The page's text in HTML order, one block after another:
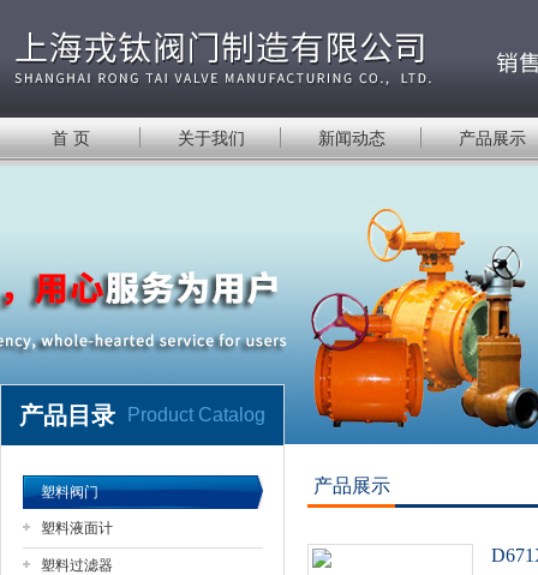
首 页 关于我们 新闻动态 产品展示
产品目录 Product Catalog
塑料阀门
塑料液面计
塑料过滤器
产品展示